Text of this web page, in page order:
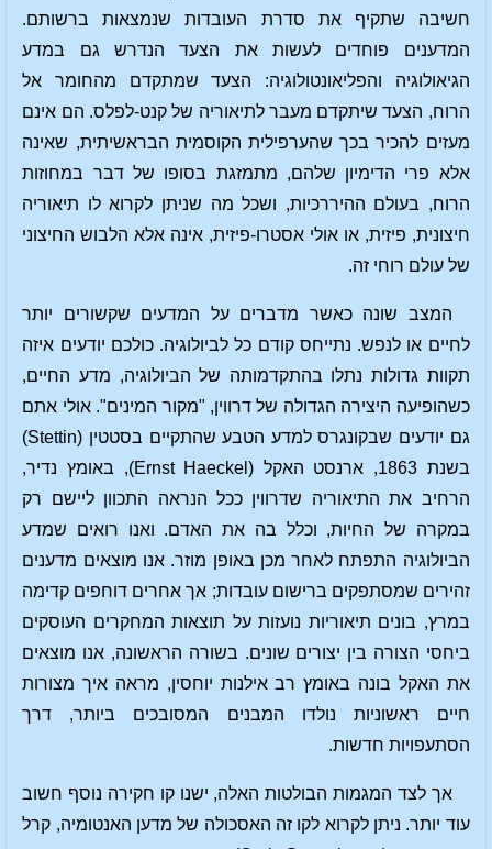
חשיבה שתקיף את סדרת העובדות שנמצאות ברשותם.
המדענים פוחדים לעשות את הצעד הנדרש גם במדע
הגיאולוגיה והפליאונטולוגיה: הצעד שמתקדם מהחומר אל
הרוח, הצעד שיתקדם מעבר לתיאוריה של קנט-לפלס. הם אינם
מעזים להכיר בכך שהערפילית הקוסמית הבראשיתית, שאינה
אלא פרי הדימיון שלהם, מתמזגת בסופו של דבר במחוזות
הרוח, בעולם ההיררכיות, ושכל מה שניתן לקרוא לו תיאוריה
חיצונית, פיזית, או אולי אסטרו-פיזית, אינה אלא הלבוש החיצוני
של עולם רוחי זה.
המצב שונה כאשר מדברים על המדעים שקשורים יותר
לחיים או לנפש. נתייחס קודם כל לביולוגיה. כולכם יודעים איזה
תקוות גדולות נתלו בהתקדמותה של הביולוגיה, מדע החיים,
כשהופיעה היצירה הגדולה של דרווין, "מקור המינים". אולי אתם
גם יודעים שבקונגרס למדע הטבע שהתקיים בסטטין (Stettin)
בשנת 1863, ארנסט האקל (Ernst Haeckel), באומץ נדיר,
הרחיב את התיאוריה שדרווין ככל הנראה התכוון ליישם רק
במקרה של החיות, וכלל בה את האדם. ואנו רואים שמדע
הביולוגיה התפתח לאחר מכן באופן מוזר. אנו מוצאים מדענים
זהירים שמסתפקים ברישום עובדות; אך אחרים דוחפים קדימה
במרץ, בונים תיאוריות נועזות על תוצאות המחקרים העוסקים
ביחסי הצורה בין יצורים שונים. בשורה הראשונה, אנו מוצאים
את האקל בונה באומץ רב אילנות יוחסין, מראה איך מצורות
חיים ראשוניות נולדו המבנים המסובכים ביותר, דרך
הסתעפויות חדשות.
אך לצד המגמות הבולטות האלה, ישנו קו חקירה נוסף חשוב
עוד יותר. ניתן לקרוא לקו זה האסכולה של מדען האנטומיה, קרל